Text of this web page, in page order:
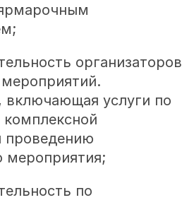
организаторов
включающая услуги по
проведению
мероприятия;
по